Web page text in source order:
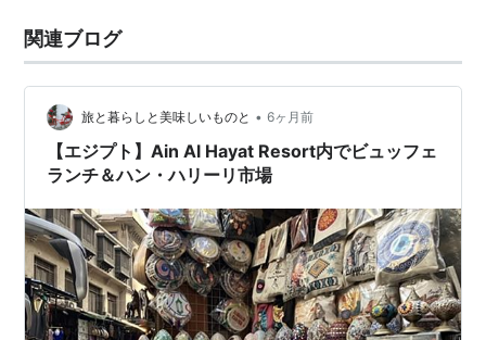
関連ブログ
旅と暮らしと美味しいものと • 6ヶ月前
【エジプト】Ain Al Hayat Resort内でビュッフェ
ランチ＆ハン・ハリーリ市場